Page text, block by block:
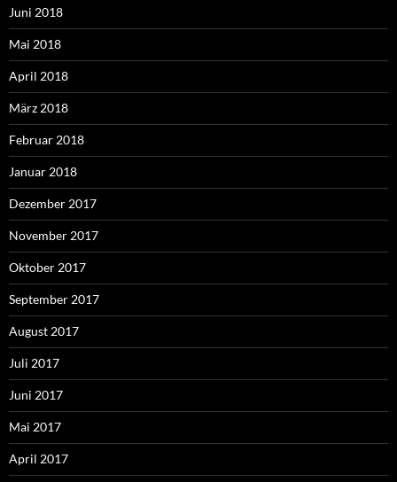
Juni 2018
Mai 2018
April 2018
März 2018
Februar 2018
Januar 2018
Dezember 2017
November 2017
Oktober 2017
September 2017
August 2017
Juli 2017
Juni 2017
Mai 2017
April 2017